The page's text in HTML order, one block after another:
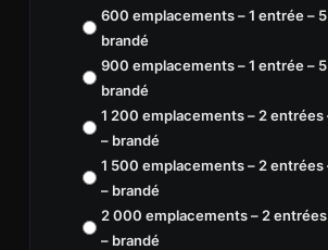
600 emplacements – 1 entrée –
brandé
900 emplacements – 1 entrée –
brandé
1 200 emplacements – 2 entrées
– brandé
1 500 emplacements – 2 entrées
– brandé
2 000 emplacements – 2 entrées
– brandé